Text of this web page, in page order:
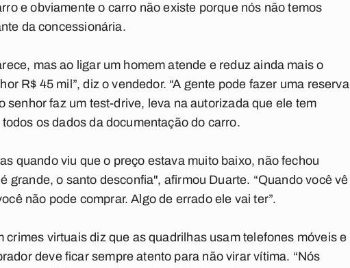
e obviamente o carro não existe porque nós não temos
da concessionária.
mas ao ligar um homem atende e reduz ainda mais o
R$ 45 mil”, diz o vendedor. “A gente pode fazer uma reserva
senhor faz um test-drive, leva na autorizada que ele tem
os dados da documentação do carro.
quando viu que o preço estava muito baixo, não fechou
grande, o santo desconfia", afirmou Duarte. “Quando você vê
não pode comprar. Algo de errado ele vai ter”.
virtuais diz que as quadrilhas usam telefones móveis e
deve ficar sempre atento para não virar vítima. “Nós